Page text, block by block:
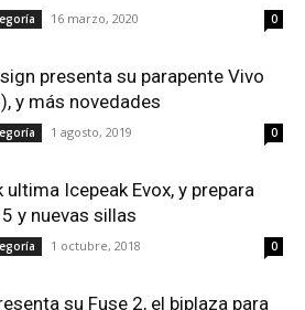
16 marzo, 2020 0
presenta su parapente Vivo
y más novedades
1 agosto, 2019 0
ultima Icepeak Evox, y prepara
y nuevas sillas
1 octubre, 2018 0
su Fuse 2, el biplaza para